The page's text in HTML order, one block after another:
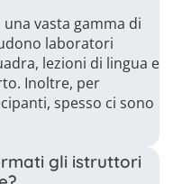
vasta gamma di
laboratori
lezioni di lingua e
Inoltre, per
spesso ci sono
gli istruttori